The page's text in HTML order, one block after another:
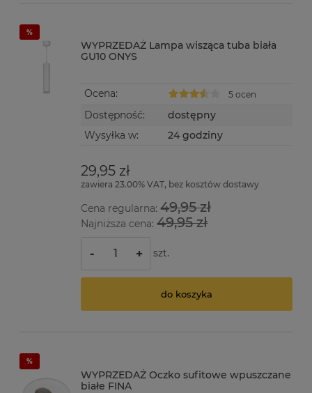
WYPRZEDAŻ Lampa wisząca tuba biała
GU10 ONYS
Ocena: 5 ocen
Dostępność:
dostępny
Wysyłka w:
24 godziny
29,95 zł
zawiera 23.00% VAT, bez kosztów dostawy
Cena regularna:49,95 zł
Najniższa cena:49,95 zł
- + szt.
do koszyka
WYPRZEDAŻ Oczko sufitowe wpuszczane
białe FINA